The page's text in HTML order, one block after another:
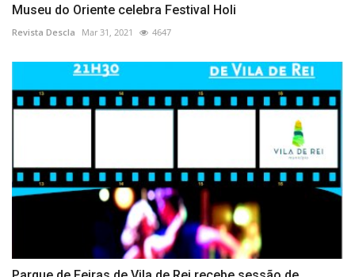
Museu do Oriente celebra Festival Holi
Revista Descla Mar 31, 2021 4647